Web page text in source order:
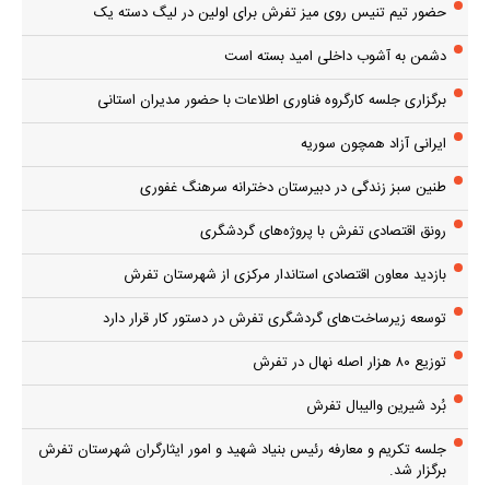
حضور تیم تنیس روی میز تفرش برای اولین در لیگ دسته یک
دشمن به آشوب داخلی امید بسته است
برگزاری جلسه کارگروه فناوری اطلاعات با حضور مدیران استانی
ایرانی آزاد همچون سوریه
طنین سبز زندگی در دبیرستان دخترانه سرهنگ غفوری
رونق اقتصادی تفرش با پروژه‌های گردشگری
بازدید معاون اقتصادی استاندار مرکزی از شهرستان تفرش
توسعه زیرساخت‌های گردشگری تفرش در دستور کار قرار دارد
توزیع ۸۰ هزار اصله نهال در تفرش
بُرد شیرین والیبال تفرش
جلسه تکریم و معارفه رئیس بنیاد شهید و امور ایثارگران شهرستان تفرش
برگزار شد.